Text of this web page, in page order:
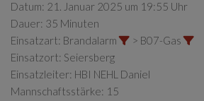
Datum: 21. Januar 2025 um 19:55 Uhr
Dauer: 35 Minuten
Einsatzart: Brandalarm
> B07-Gas
Einsatzort: Seiersberg
Einsatzleiter: HBI NEHL Daniel
Mannschaftsstärke: 15